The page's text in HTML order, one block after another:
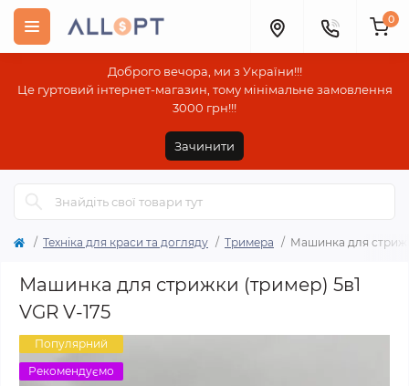
Доброго вечора, ми з України!!!
Це гуртовий інтернет-магазин, тому мінімальне замовлення
3000 грн!!!
Зачинити
0
Техніка для краси та догляду Тримера Машинка для
Машинка для стрижки (тример) 5в1
VGR V-175
Популярний
Рекомендуємо